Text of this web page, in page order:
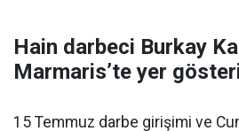
Hain darbeci Burkay
Marmaris’te yer
15 Temmuz darbe girişimi ve